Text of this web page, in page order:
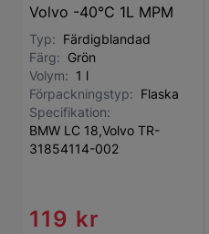
Volvo -40°C 1L MPM
Typ: Färdigblandad
Färg: Grön
Volym: 1 l
Förpackningstyp: Flaska
Specifikation:
BMW LC 18,Volvo TR-
31854114-002
119 kr